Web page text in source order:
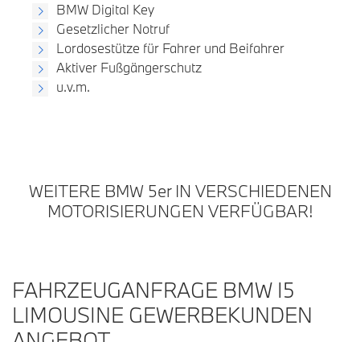
BMW Digital Key
Gesetzlicher Notruf
Lordosestütze für Fahrer und Beifahrer
Aktiver Fußgängerschutz
u.v.m.
WEITERE BMW 5erIN VERSCHIEDENEN
MOTORISIERUNGEN VERFÜGBAR!
FAHRZEUGANFRAGE BMW I5
LIMOUSINE GEWERBEKUNDEN